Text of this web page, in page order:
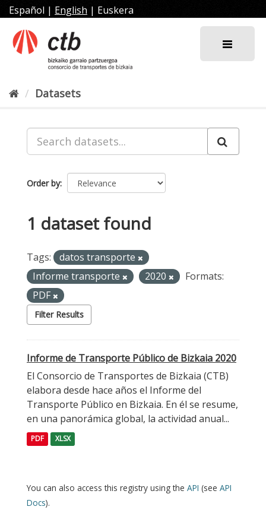
Skip
to
content
Español | English | Euskera
Datasets
Order by
1 dataset found
Tags:
datos transporte
Informe transporte
2020
Formats:
PDF
Filter Results
Informe de Transporte Público de Bizkaia 2020
El Consorcio de Transportes de Bizkaia (CTB)
elabora desde hace años el Informe del
Transporte Público en Bizkaia. En él se resume,
en una panorámica global, la actividad anual...
PDF XLSX
You can also access this registry using the API (see API
Docs).